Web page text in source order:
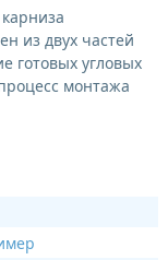
из двух частей
готовых угловых
монтажа